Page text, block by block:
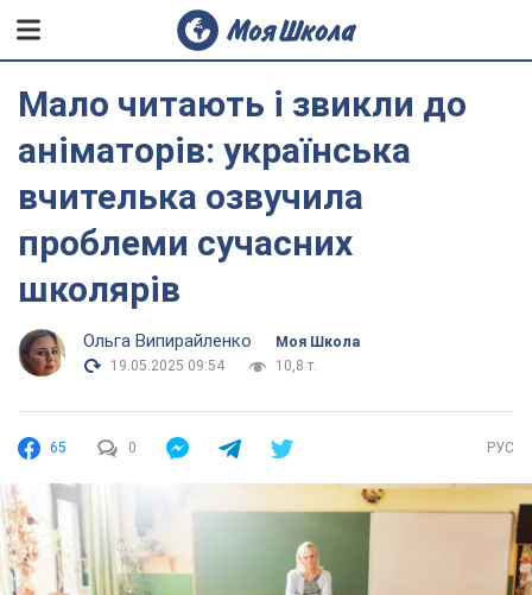
Мало читають і звикли до
аніматорів: українська
вчителька озвучила
проблеми сучасних
школярів
Ольга Випирайленко
Моя Школа
19.05.2025 09:54
10,8 т.
65 0 РУС